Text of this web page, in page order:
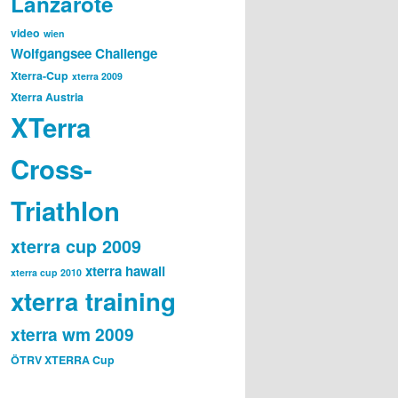
video wien
Wolfgangsee Challenge
Xterra-Cup xterra 2009
Xterra Austria
XTerra
Cross-
Triathlon
xterra cup 2009
xterra cup 2010 xterra hawaii
xterra training
xterra wm 2009
ÖTRV XTERRA Cup